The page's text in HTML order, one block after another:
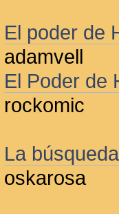
El poder de
adamvell
El Poder de
rockomic
La
oskarosa